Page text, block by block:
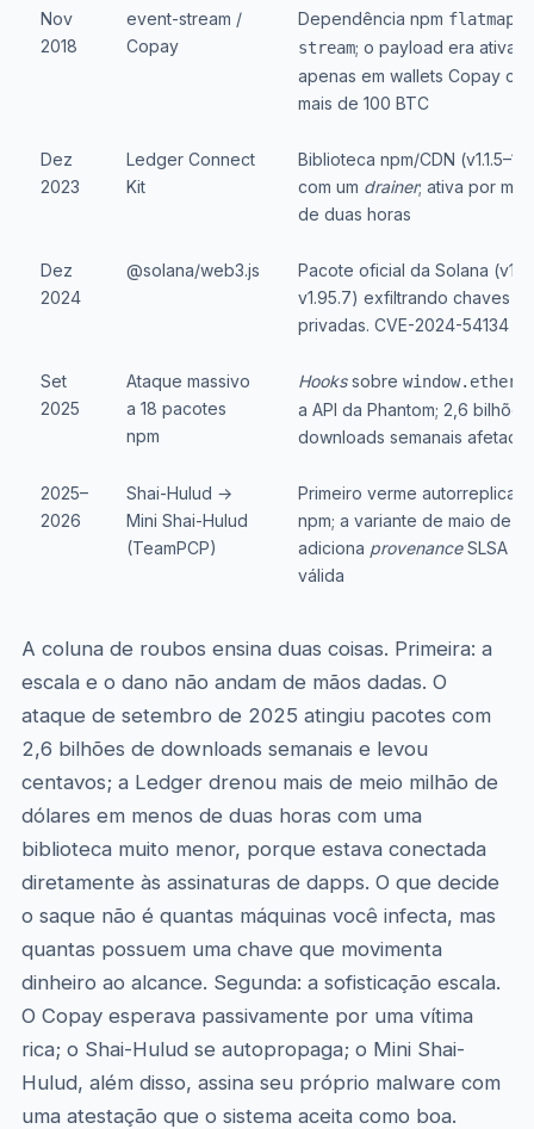
Nov
2018
event-stream /
Copay
Dependência npm flatmap-
stream; o payload era
apenas em wallets Copay
mais de 100 BTC
Dez
2023
Ledger Connect
Kit
Biblioteca npm/CDN
com um drainer; ativa por
de duas horas
Dez
2024
@solana/web3.js
Pacote oficial da Solana
v1.95.7) exfiltrando chaves
privadas. CVE-2024-54134
Set
2025
Ataque massivo
a 18 pacotes
npm
Hookssobre
a API da Phantom; 2,6
downloads semanais
2025–
2026
Shai-Hulud →
Mini Shai-Hulud
(TeamPCP)
Primeiro verme
npm; a variante de maio de
adiciona provenanceSLSA L3
válida
A coluna de roubos ensina duas coisas. Primeira: a
escala e o dano não andam de mãos dadas. O
ataque de setembro de 2025 atingiu pacotes com
2,6 bilhões de downloads semanais e levou
centavos; a Ledger drenou mais de meio milhão de
dólares em menos de duas horas com uma
biblioteca muito menor, porque estava conectada
diretamente às assinaturas de dapps. O que decide
o saque não é quantas máquinas você infecta, mas
quantas possuem uma chave que movimenta
dinheiro ao alcance. Segunda: a sofisticação escala.
O Copay esperava passivamente por uma vítima
rica; o Shai-Hulud se autopropaga; o Mini Shai-
Hulud, além disso, assina seu próprio malware com
uma atestação que o sistema aceita como boa.